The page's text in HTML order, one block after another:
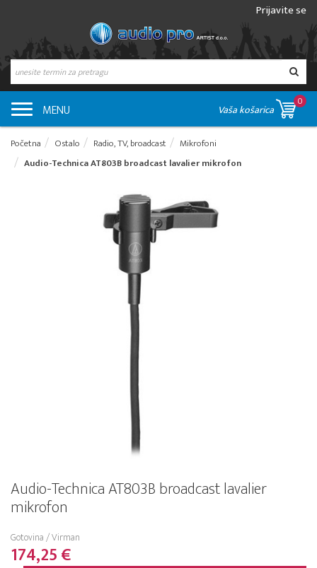
Prijavite se
MENU Vaša košarica
0
Početna Ostalo Radio, TV, broadcast
Mikrofoni
Audio-Technica AT803B broadcast lavalier mikrofon
Audio-Technica AT803B broadcast lavalier
mikrofon
Gotovina / Virman
174,25 €